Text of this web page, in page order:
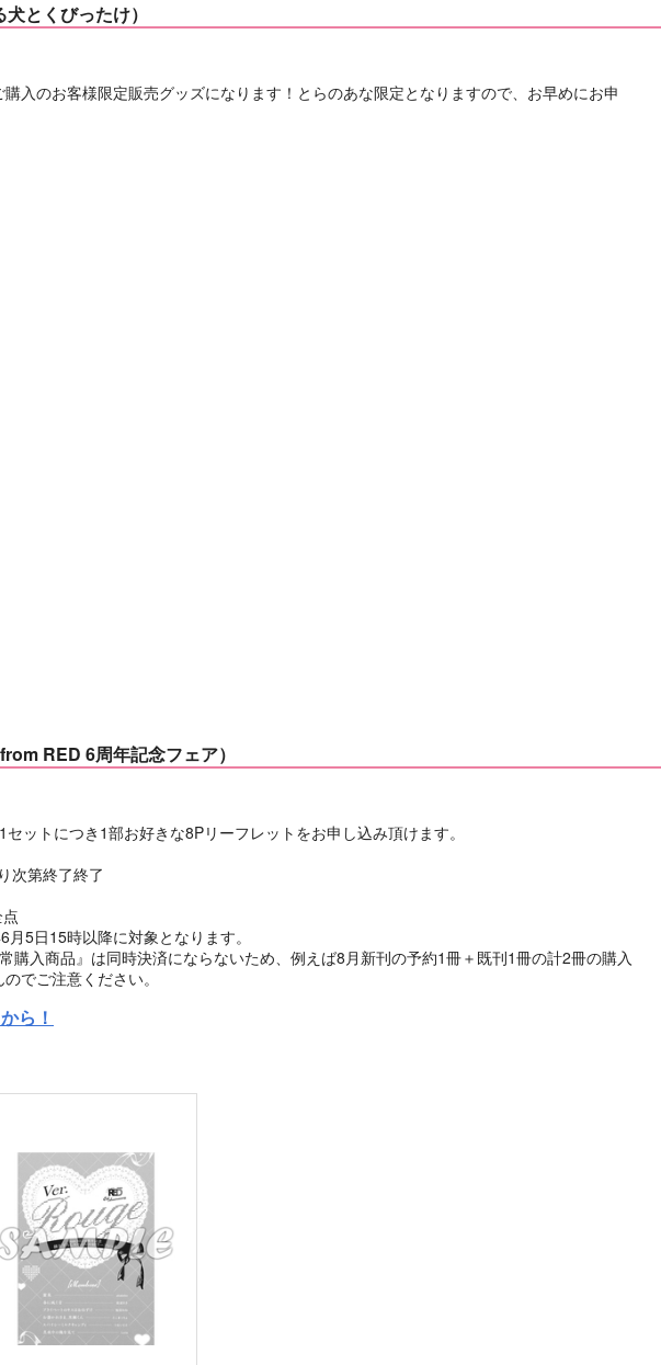
とくびったけ）
購入のお客様限定販売グッズになります！とらのあな限定となりますので、お早めにお申
RED 6周年記念フェア）
ットにつき1部お好きな8Pリーフレットをお申し込み頂けます。
次第終了終了
5日15時以降に対象となります。
購入商品』は同時決済にならないため、例えば8月新刊の予約1冊＋既刊1冊の計2冊の購入
でご注意ください。
ら！